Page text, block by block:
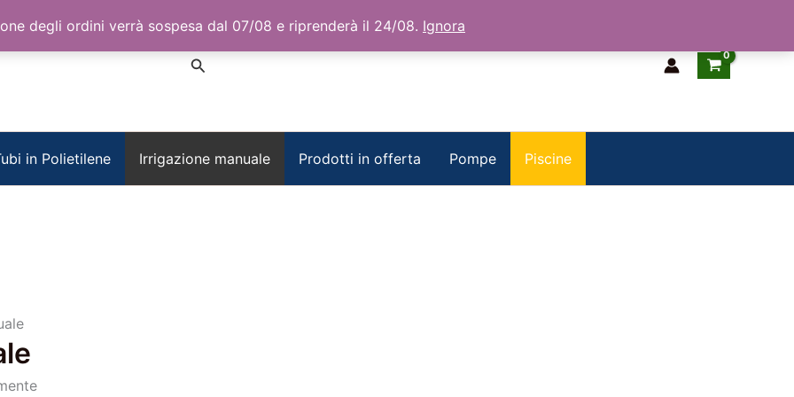
degli ordini verrà sospesa dal 07/08 e riprenderà il 24/08. Ignora
Cerca
in Polietilene Irrigazione manuale Prodotti in offerta Pompe Piscine